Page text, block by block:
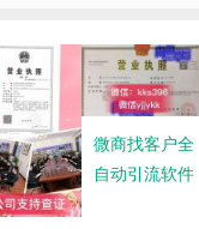
微商找客户全
自动引流软件